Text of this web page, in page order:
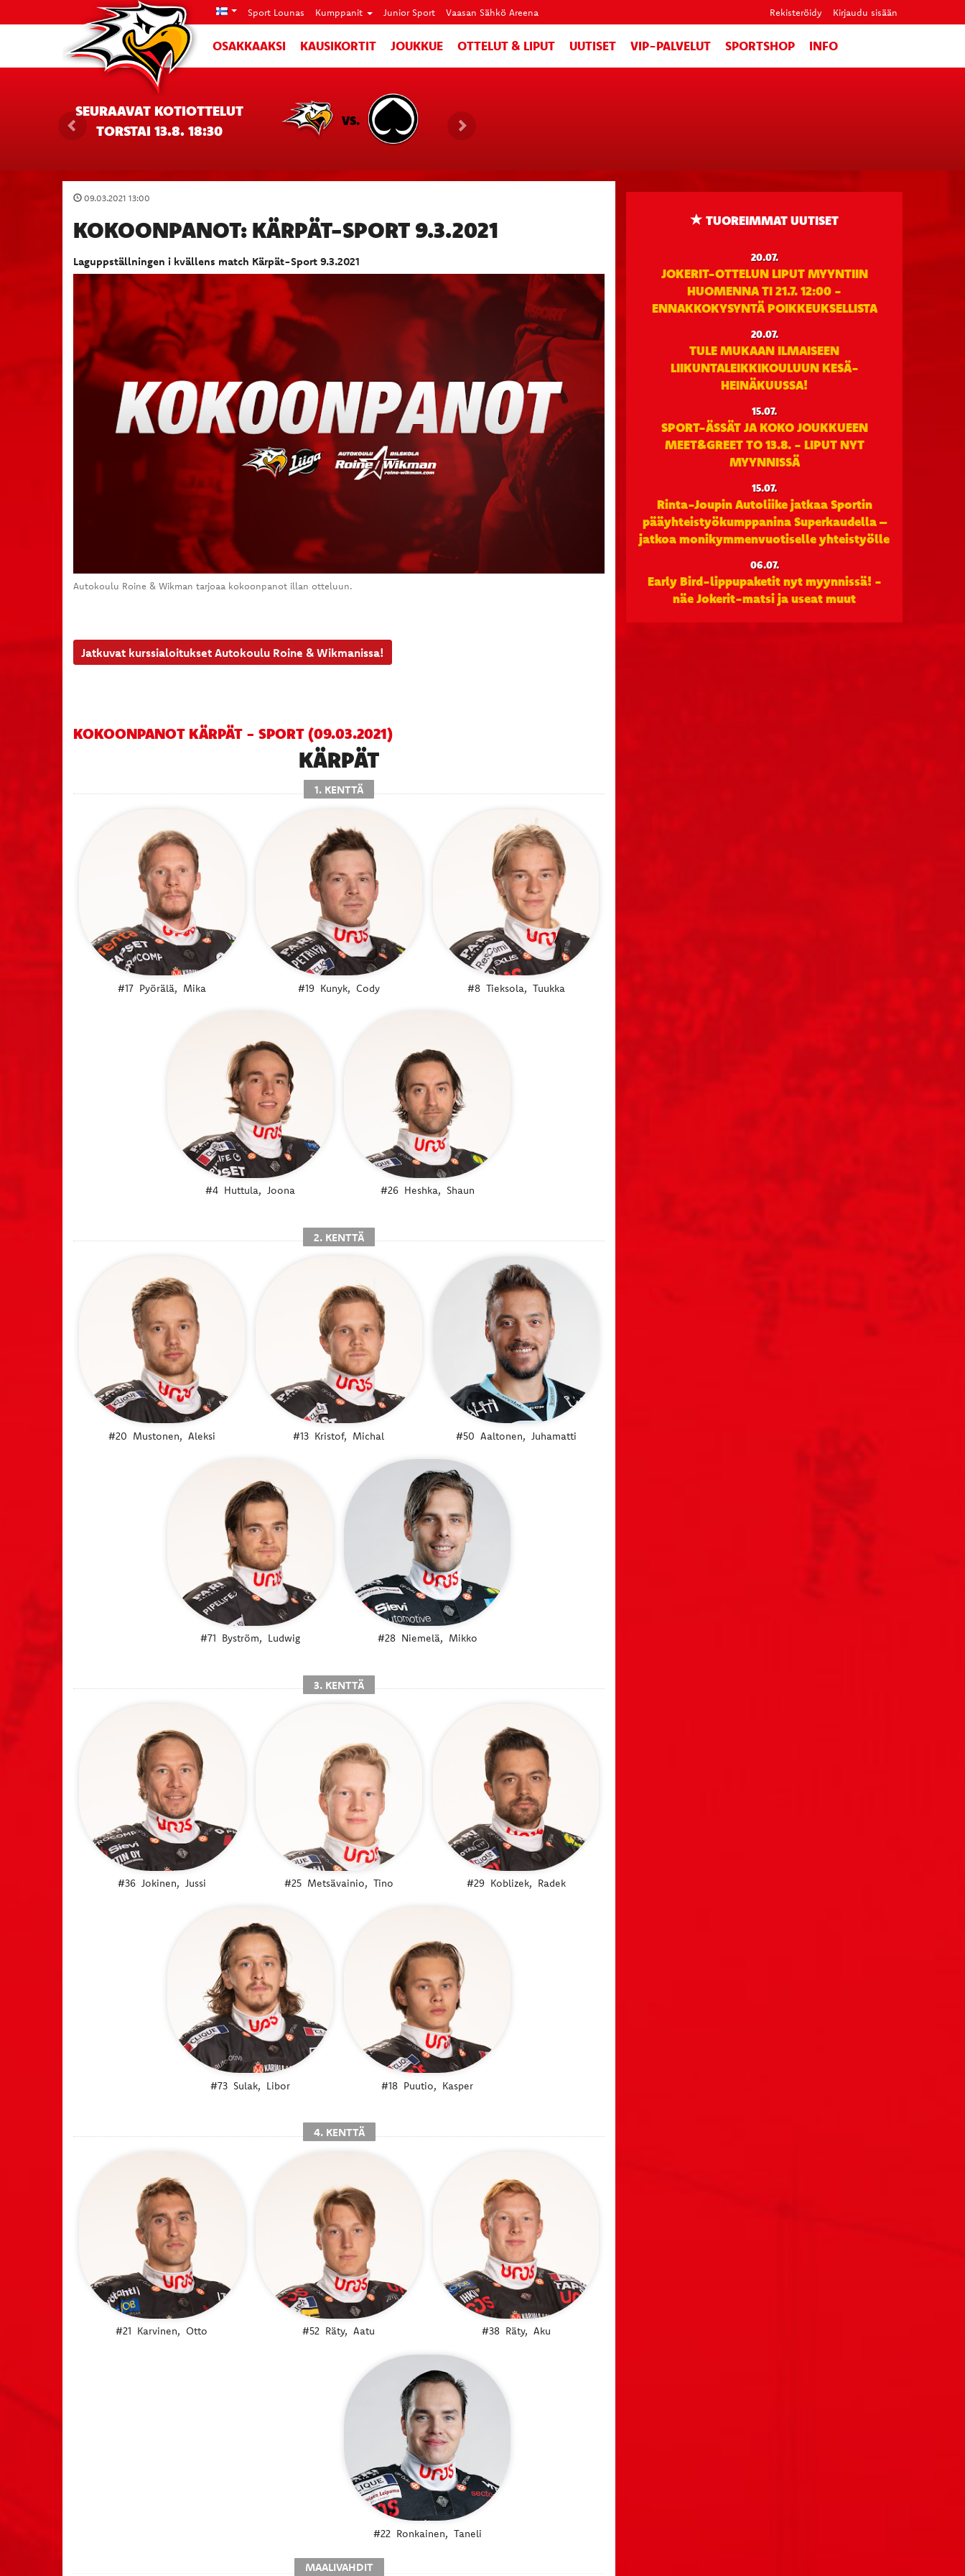
Sport Lounas Kumppanit Junior Sport Vaasan Sähkö Areena Rekisteröidy Kirjaudu sisään
OSAKKAAKSI KAUSIKORTIT JOUKKUE OTTELUT & LIPUT UUTISET VIP-PALVELUT SPORTSHOP INFO
SEURAAVAT KOTIOTTELUT
TORSTAI 13.8. 18:30
VS.
09.03.2021 13:00
KOKOONPANOT: KÄRPÄT-SPORT 9.3.2021
Laguppställningen i kvällens match Kärpät-Sport 9.3.2021
Autokoulu Roine & Wikman tarjoaa kokoonpanot illan otteluun.
Jatkuvat kurssialoitukset Autokoulu Roine & Wikmanissa!
KOKOONPANOT KÄRPÄT - SPORT (09.03.2021)
KÄRPÄT
1. KENTTÄ
#17 Pyörälä, Mika #19 Kunyk, Cody #8 Tieksola, Tuukka
#4 Huttula, Joona #26 Heshka, Shaun
2. KENTTÄ
#20 Mustonen, Aleksi #13 Kristof, Michal #50 Aaltonen, Juhamatti
#71 Byström, Ludwig #28 Niemelä, Mikko
3. KENTTÄ
#36 Jokinen, Jussi #25 Metsävainio, Tino #29 Koblizek, Radek
#73 Sulak, Libor #18 Puutio, Kasper
4. KENTTÄ
#21 Karvinen, Otto #52 Räty, Aatu #38 Räty, Aku
#22 Ronkainen, Taneli
MAALIVAHDIT
TUOREIMMAT UUTISET
20.07.
JOKERIT-OTTELUN LIPUT MYYNTIIN
HUOMENNA TI 21.7. 12:00 -
ENNAKKOKYSYNTÄ POIKKEUKSELLISTA
20.07.
TULE MUKAAN ILMAISEEN
LIIKUNTALEIKKIKOULUUN KESÄ-
HEINÄKUUSSA!
15.07.
SPORT-ÄSSÄT JA KOKO JOUKKUEEN
MEET&GREET TO 13.8. - LIPUT NYT
MYYNNISSÄ
15.07.
Rinta-Joupin Autoliike jatkaa Sportin
pääyhteistyökumppanina Superkaudella –
jatkoa monikymmenvuotiselle yhteistyölle
06.07.
Early Bird-lippupaketit nyt myynnissä! -
näe Jokerit-matsi ja useat muut